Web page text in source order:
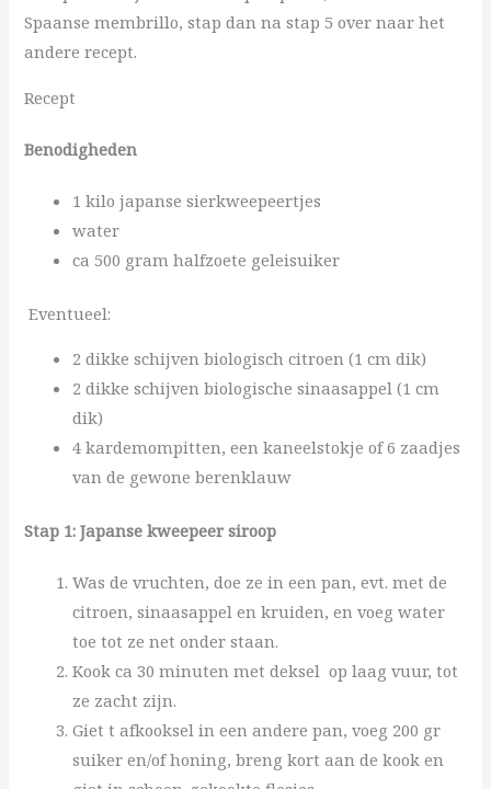
Spaanse membrillo, stap dan na stap 5 over naar het
andere recept.
Recept
Benodigheden
1 kilo japanse sierkweepeertjes
water
ca 500 gram halfzoete geleisuiker
Eventueel:
2 dikke schijven biologisch citroen (1 cm dik)
2 dikke schijven biologische sinaasappel (1 cm
dik)
4 kardemompitten, een kaneelstokje of 6 zaadjes
van de gewone berenklauw
Stap 1:Japanse kweepeersiroop
Was de vruchten, doe ze in een pan, evt. met de
citroen, sinaasappel en kruiden, en voeg water
toe tot ze net onder staan.
Kook ca 30 minuten met deksel op laag vuur, tot
ze zacht zijn.
Giet t afkooksel in een andere pan, voeg 200 gr
suiker en/of honing, breng kort aan de kook en